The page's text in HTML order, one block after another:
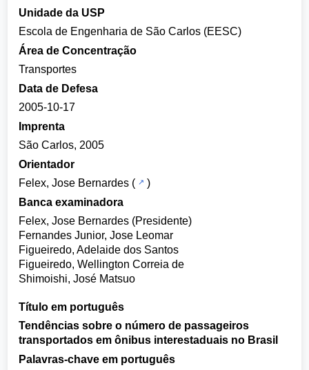
Unidade da USP
Escola de Engenharia de São Carlos (EESC)
Área de Concentração
Transportes
Data de Defesa
2005-10-17
Imprenta
São Carlos, 2005
Orientador
Felex, Jose Bernardes (
)
Banca examinadora
Felex, Jose Bernardes (Presidente)
Fernandes Junior, Jose Leomar
Figueiredo, Adelaide dos Santos
Figueiredo, Wellington Correia de
Shimoishi, José Matsuo
Título em português
Tendências sobre o número de passageiros
transportados em ônibus interestaduais no Brasil
Palavras-chave em português